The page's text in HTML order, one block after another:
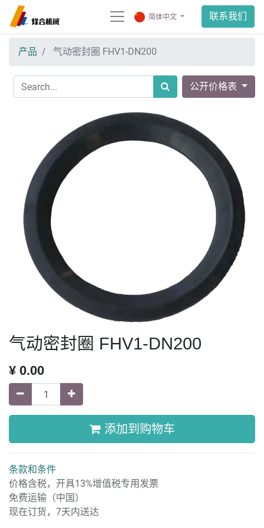
简体中文 联系我们
产品 气动密封圈 FHV1-DN200
公开价格表
气动密封圈 FHV1-DN200
¥ 0.00
添加到购物车
条款和条件
价格含税，开具13%增值税专用发票
免费运输（中国）
现在订货，7天内送达